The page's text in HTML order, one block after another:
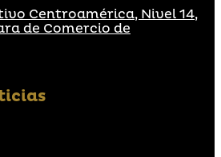
Centroamérica, Nivel 14,
de Comercio de